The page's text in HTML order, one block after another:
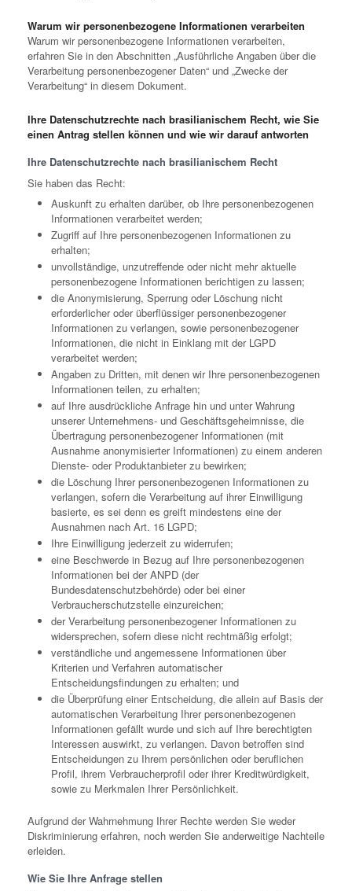
Warum wir personenbezogene Informationen verarbeiten
Warum wir personenbezogene Informationen verarbeiten,
erfahren Sie in den Abschnitten „Ausführliche Angaben über die
Verarbeitung personenbezogener Daten“ und „Zwecke der
Verarbeitung“ in diesem Dokument.
Ihre Datenschutzrechte nach brasilianischem Recht, wie Sie
einen Antrag stellen können und wie wir darauf antworten
Ihre Datenschutzrechte nach brasilianischem Recht
Sie haben das Recht:
Auskunft zu erhalten darüber, ob Ihre personenbezogenen
Informationen verarbeitet werden;
Zugriff auf Ihre personenbezogenen Informationen zu
erhalten;
unvollständige, unzutreffende oder nicht mehr aktuelle
personenbezogene Informationen berichtigen zu lassen;
die Anonymisierung, Sperrung oder Löschung nicht
erforderlicher oder überflüssiger personenbezogener
Informationen zu verlangen, sowie personenbezogener
Informationen, die nicht in Einklang mit der LGPD
verarbeitet werden;
Angaben zu Dritten, mit denen wir Ihre personenbezogenen
Informationen teilen, zu erhalten;
auf Ihre ausdrückliche Anfrage hin und unter Wahrung
unserer Unternehmens- und Geschäftsgeheimnisse, die
Übertragung personenbezogener Informationen (mit
Ausnahme anonymisierter Informationen) zu einem anderen
Dienste- oder Produktanbieter zu bewirken;
die Löschung Ihrer personenbezogenen Informationen zu
verlangen, sofern die Verarbeitung auf ihrer Einwilligung
basierte, es sei denn es greift mindestens eine der
Ausnahmen nach Art. 16 LGPD;
Ihre Einwilligung jederzeit zu widerrufen;
eine Beschwerde in Bezug auf Ihre personenbezogenen
Informationen bei der ANPD (der
Bundesdatenschutzbehörde) oder bei einer
Verbraucherschutzstelle einzureichen;
der Verarbeitung personenbezogener Informationen zu
widersprechen, sofern diese nicht rechtmäßig erfolgt;
verständliche und angemessene Informationen über
Kriterien und Verfahren automatischer
Entscheidungsfindungen zu erhalten; und
die Überprüfung einer Entscheidung, die allein auf Basis der
automatischen Verarbeitung Ihrer personenbezogenen
Informationen gefällt wurde und sich auf Ihre berechtigten
Interessen auswirkt, zu verlangen. Davon betroffen sind
Entscheidungen zu Ihrem persönlichen oder beruflichen
Profil, ihrem Verbraucherprofil oder ihrer Kreditwürdigkeit,
sowie zu Merkmalen Ihrer Persönlichkeit.
Aufgrund der Wahrnehmung Ihrer Rechte werden Sie weder
Diskriminierung erfahren, noch werden Sie anderweitige Nachteile
erleiden.
Wie Sie Ihre Anfrage stellen